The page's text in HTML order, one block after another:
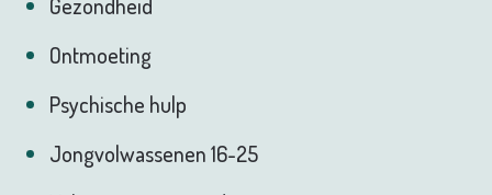
Ontmoeting
Psychische hulp
Jongvolwassenen 16-25